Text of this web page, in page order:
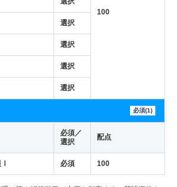
100
選択
選択
選択
選択
必須(1)
必須／
選択
配点
必須 100